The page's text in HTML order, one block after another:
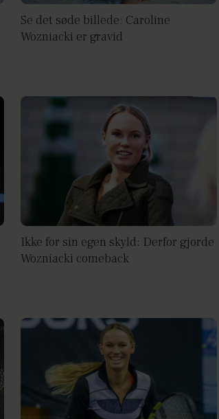
Se det søde billede: Caroline
Wozniacki er gravid
Ikke for sin egen skyld: Derfor gjorde
Wozniacki comeback